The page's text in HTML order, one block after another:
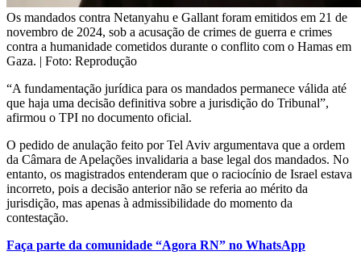
Os mandados contra Netanyahu e Gallant foram emitidos em 21 de
novembro de 2024, sob a acusação de crimes de guerra e crimes
contra a humanidade cometidos durante o conflito com o Hamas em
Gaza. | Foto: Reprodução
“A fundamentação jurídica para os mandados permanece válida até
que haja uma decisão definitiva sobre a jurisdição do Tribunal”,
afirmou o TPI no documento oficial.
O pedido de anulação feito por Tel Aviv argumentava que a ordem
da Câmara de Apelações invalidaria a base legal dos mandados. No
entanto, os magistrados entenderam que o raciocínio de Israel estava
incorreto, pois a decisão anterior não se referia ao mérito da
jurisdição, mas apenas à admissibilidade do momento da
contestação.
Faça parte da comunidade “Agora RN” no WhatsApp